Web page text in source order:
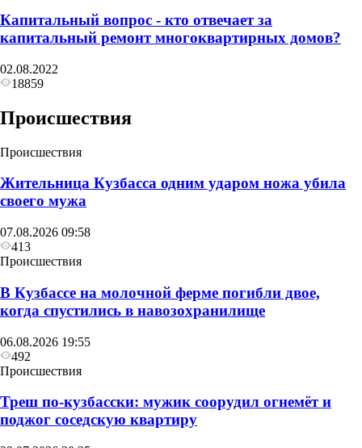
Капитальный вопрос - кто отвечает за
капитальный ремонт многоквартирных домов?
02.08.2022
18859
Происшествия
Происшествия
Жительница Кузбасса одним ударом ножа убила
своего мужа
07.08.2026 09:58
413
Происшествия
В Кузбассе на молочной ферме погибли двое,
когда спустились в навозохранилище
06.08.2026 19:55
492
Происшествия
Треш по-кузбасски: мужик соорудил огнемёт и
поджог соседскую квартиру